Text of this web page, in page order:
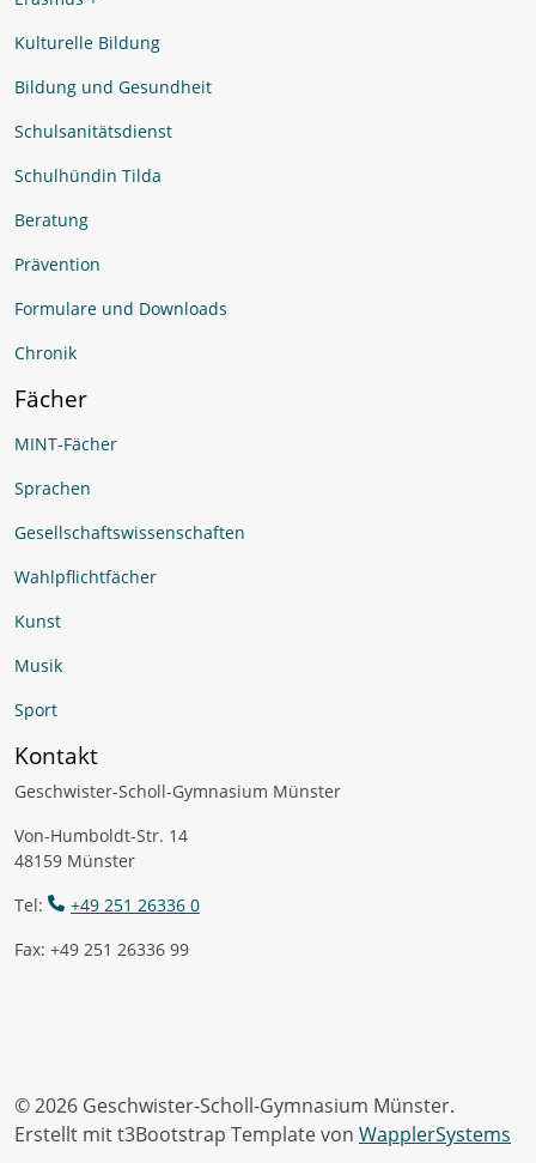
Kulturelle Bildung
Bildung und Gesundheit
Schulsanitätsdienst
Schulhündin Tilda
Beratung
Prävention
Formulare und Downloads
Chronik
Fächer
MINT-Fächer
Sprachen
Gesellschaftswissenschaften
Wahlpflichtfächer
Kunst
Musik
Sport
Kontakt
Geschwister-Scholl-Gymnasium Münster
Von-Humboldt-Str. 14
48159 Münster
Tel:
+49 251 26336 0
Fax: +49 251 26336 99
© 2026 Geschwister-Scholl-Gymnasium Münster.
Erstellt mit t3Bootstrap Template von WapplerSystems